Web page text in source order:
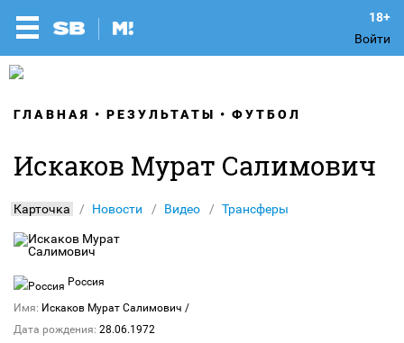
Войти
ГЛАВНАЯ РЕЗУЛЬТАТЫ ФУТБОЛ
Искаков Мурат Салимович
Карточка Новости Видео Трансферы
Россия
Имя: Искаков Мурат Салимович /
Дата рождения: 28.06.1972